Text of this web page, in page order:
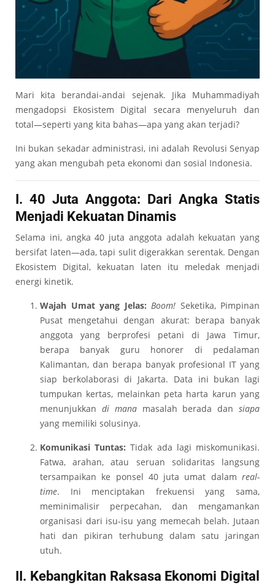
Mari kita berandai-andai sejenak. Jika Muhammadiyah
mengadopsi Ekosistem Digital secara menyeluruh dan
total—seperti yang kita bahas—apa yang akan terjadi?
Ini bukan sekadar administrasi, ini adalah Revolusi Senyap
yang akan mengubah peta ekonomi dan sosial Indonesia.
I. 40 Juta Anggota: Dari Angka Statis
Menjadi Kekuatan Dinamis
Selama ini, angka 40 juta anggota adalah kekuatan yang
bersifat laten—ada, tapi sulit digerakkan serentak. Dengan
Ekosistem Digital, kekuatan laten itu meledak menjadi
energi kinetik.
Wajah Umat yang Jelas: Boom! Seketika, Pimpinan
Pusat mengetahui dengan akurat: berapa banyak
anggota yang berprofesi petani di Jawa Timur,
berapa banyak guru honorer di pedalaman
Kalimantan, dan berapa banyak profesional IT yang
siap berkolaborasi di Jakarta. Data ini bukan lagi
tumpukan kertas, melainkan peta harta karun yang
menunjukkan di manamasalah berada dansiapa
yang memiliki solusinya.
Komunikasi Tuntas:Tidak ada lagi miskomunikasi.
Fatwa, arahan, atau seruan solidaritas langsung
tersampaikan ke ponsel 40 juta umat dalam real-
time. Ini menciptakan frekuensi yang sama,
meminimalisir perpecahan, dan mengamankan
organisasi dari isu-isu yang memecah belah. Jutaan
hati dan pikiran terhubung dalam satu jaringan
utuh.
II. Kebangkitan Raksasa Ekonomi Digital